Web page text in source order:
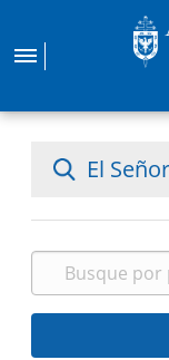
contenido
El